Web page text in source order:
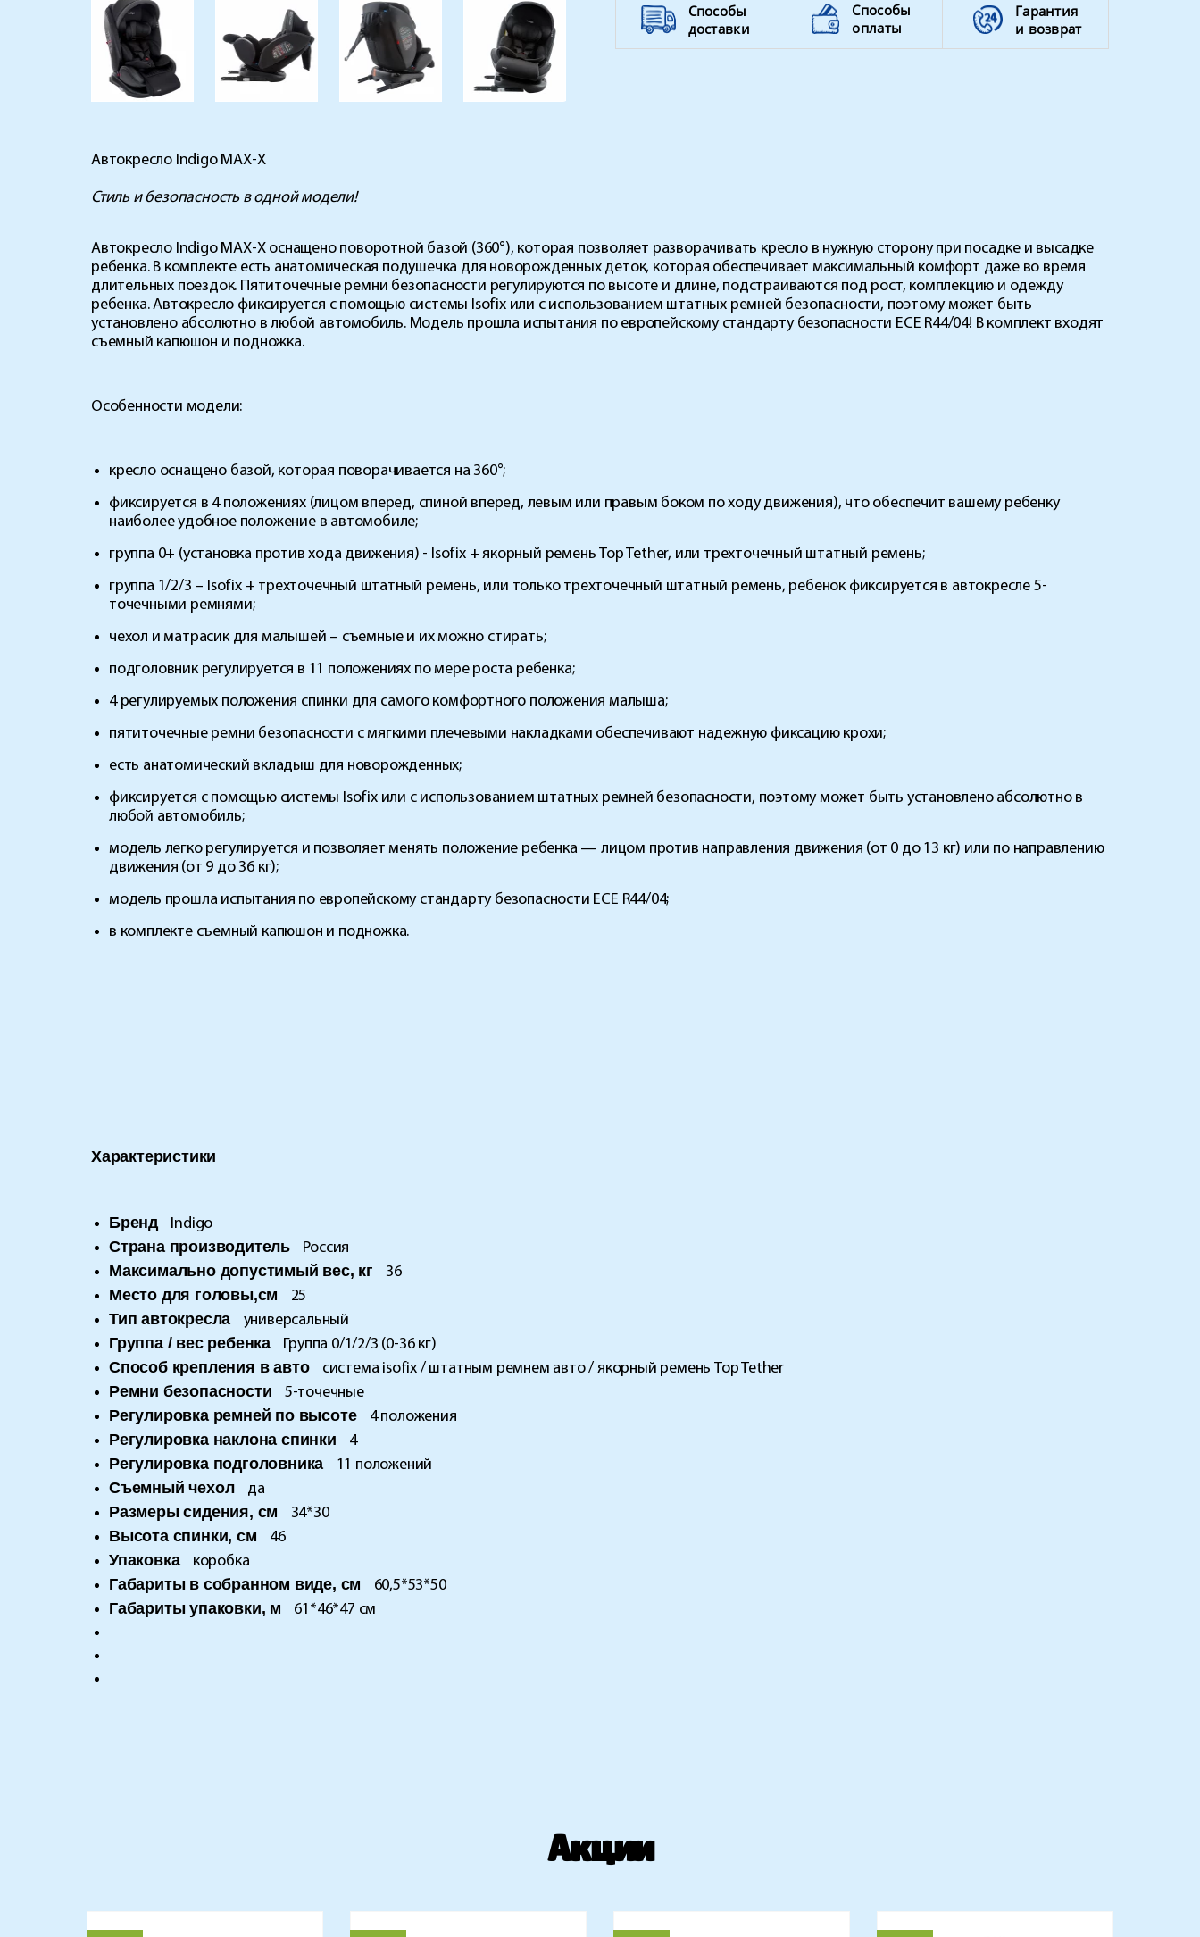
Способы
доставки
Способы
оплаты
Гарантия
и возврат
Автокресло Indigo MAX-X
Стиль и безопасность в одной модели!
Автокресло Indigo MAX-X оснащено поворотной базой (360°), которая позволяет разворачивать кресло в нужную сторону при посадке и высадке
ребенка. В комплекте есть анатомическая подушечка для новорожденных деток, которая обеспечивает максимальный комфорт даже во время
длительных поездок. Пятиточечные ремни безопасности регулируются по высоте и длине, подстраиваются под рост, комплекцию и одежду
ребенка. Автокресло фиксируется с помощью системы Isofix или с использованием штатных ремней безопасности, поэтому может быть
установлено абсолютно в любой автомобиль. Модель прошла испытания по европейскому стандарту безопасности ECE R44/04! В комплект входят
съемный капюшон и подножка.
Особенности модели:
кресло оснащено базой, которая поворачивается на 360°;
фиксируется в 4 положениях (лицом вперед, спиной вперед, левым или правым боком по ходу движения), что обеспечит вашему ребенку
наиболее удобное положение в автомобиле;
группа 0+ (установка против хода движения) - Isofix + якорный ремень Top Tether, или трехточечный штатный ремень;
группа 1/2/3 – Isofix + трехточечный штатный ремень, или только трехточечный штатный ремень, ребенок фиксируется в автокресле 5-
точечными ремнями;
чехол и матрасик для малышей – съемные и их можно стирать;
подголовник регулируется в 11 положениях по мере роста ребенка;
4 регулируемых положения спинки для самого комфортного положения малыша;
пятиточечные ремни безопасности с мягкими плечевыми накладками обеспечивают надежную фиксацию крохи;
есть анатомический вкладыш для новорожденных;
фиксируется с помощью системы Isofix или с использованием штатных ремней безопасности, поэтому может быть установлено абсолютно в
любой автомобиль;
модель легко регулируется и позволяет менять положение ребенка — лицом против направления движения (от 0 до 13 кг) или по направлению
движения (от 9 до 36 кг);
модель прошла испытания по европейскому стандарту безопасности ECE R44/04;
в комплекте съемный капюшон и подножка.
Характеристики
Бренд Indigo
Страна производитель Россия
Максимально допустимый вес, кг 36
Место для головы,см 25
Тип автокресла универсальный
Группа / вес ребенка Группа 0/1/2/3 (0-36 кг)
Способ крепления в авто система isofix / штатным ремнем авто / якорный ремень Top Tether
Ремни безопасности 5-точечные
Регулировка ремней по высоте 4 положения
Регулировка наклона спинки 4
Регулировка подголовника 11 положений
Съемный чехол да
Размеры сидения, см 34*30
Высота спинки, см 46
Упаковка коробка
Габариты в собранном виде, см 60,5*53*50
Габариты упаковки, м 61*46*47 см
Акции